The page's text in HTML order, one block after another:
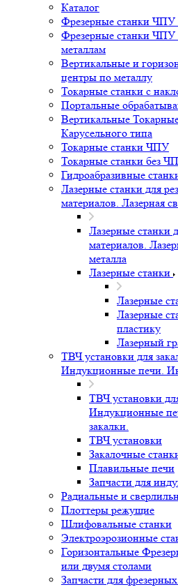
Каталог
Фрезерные станки ЧПУ
Фрезерные станки
металлам
Вертикальные и
центры по металлу
Токарные станки с
Портальные
Вертикальные
Карусельного типа
Токарные станки ЧПУ
Токарные станки без
Гидроабразивные
Лазерные станки для
материалов. Лазерная
Лазерные станки
материалов.
металла
Лазерные станки
Лазерные
Лазерные
пластику
Лазерный
ТВЧ установки для
Индукционные печи.
ТВЧ установки
Индукционные
закалки.
ТВЧ установки
Закалочные
Плавильные печи
Запчасти для
Радиальные и
Плоттеры режущие
Шлифовальные станки
Электроэрозионные
Горизонтальные
или двумя столами
Запчасти для